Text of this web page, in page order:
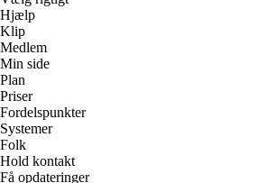
Hjælp
Klip
Medlem
Min side
Plan
Priser
Fordelspunkter
Systemer
Folk
Hold kontakt
Få opdateringer